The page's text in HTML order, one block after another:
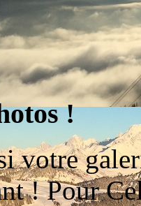
!
votre
! Pour